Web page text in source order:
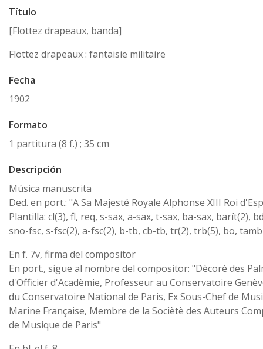
Título
[Flottez drapeaux, banda]
Flottez drapeaux : fantaisie militaire
Fecha
1902
Formato
1 partitura (8 f.) ; 35 cm
Descripción
Música manuscrita
Ded. en port.: "A Sa Majesté Royale Alphonse XIII Roi
Plantilla: cl(3), fl, req, s-sax, a-sax, t-sax, ba-sax, barít(2),
sno-fsc, s-fsc(2), a-fsc(2), b-tb, cb-tb, tr(2), trb(5), bo, tamb
En f. 7v, firma del compositor
En port., sigue al nombre del compositor: "Dècorè des
d'Officier d'Acadèmie, Professeur au Conservatoire
du Conservatoire National de Paris, Ex Sous-Chef de
Marine Française, Membre de la Sociètè des Auteurs
de Musique de Paris"